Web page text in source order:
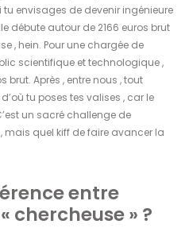
envisages de devenir ingénieure
débute autour de 2166 euros brut
, hein. Pour une chargée de
scientifique et technologique ,
brut. Après , entre nous , tout
tu poses tes valises , car le
un sacré challenge de
mais quel kiff de faire avancer la
entre
chercheuse » ?